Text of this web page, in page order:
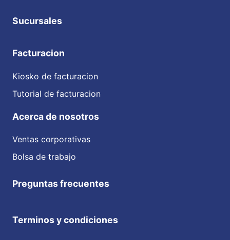
Sucursales
Facturacion
Kiosko de facturacion
Tutorial de facturacion
Acerca de nosotros
Ventas corporativas
Bolsa de trabajo
Preguntas frecuentes
Terminos y condiciones